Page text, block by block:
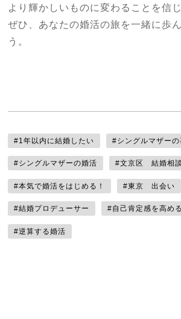
より輝かしいものに変わることを信
ぜひ、あなたの婚活の旅を一緒に歩
う。
#1年以内に結婚したい #シングルマザーの
#シングルマザーの婚活 #文京区 結婚相談
#本気で婚活をはじめる！ #東京 出会い
#結婚プロデューサー #自己肯定感を高める
#逆算する婚活